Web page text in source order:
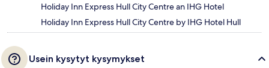
Holiday Inn Express Hull City Centre an IHG Hotel
Holiday Inn Express Hull City Centre by IHG Hotel Hull
Usein kysytyt kysymykset